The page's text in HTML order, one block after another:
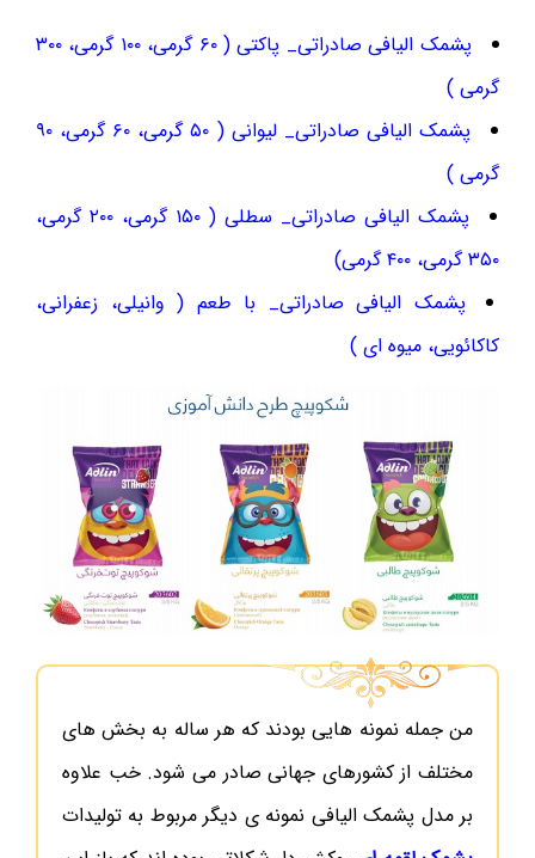
پشمک الیافی صادراتی_ پاکتی ( ۶۰ گرمی، ۱۰۰ گرمی، ۳۰۰
گرمی )
پشمک الیافی صادراتی_ لیوانی ( ۵۰ گرمی، ۶۰ گرمی، ۹۰
گرمی )
پشمک الیافی صادراتی_ سطلی ( ۱۵۰ گرمی، ۲۰۰ گرمی،
۳۵۰ گرمی، ۴۰۰ گرمی)
پشمک الیافی صادراتی_ با طعم ( وانیلی، زعفرانی،
کاکائویی، میوه ای )
من جمله نمونه هایی بودند که هر ساله به بخش های
مختلف از کشورهای جهانی صادر می شود. خب علاوه
بر مدل پشمک الیافی نمونه ی دیگر مربوط به تولیدات